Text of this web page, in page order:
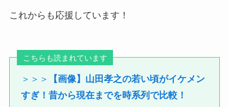
これからも応援しています！
こちらも読まれています
＞＞＞
【画像】山田孝之の若い頃がイケメン
すぎ！昔から現在までを時系列で比較！